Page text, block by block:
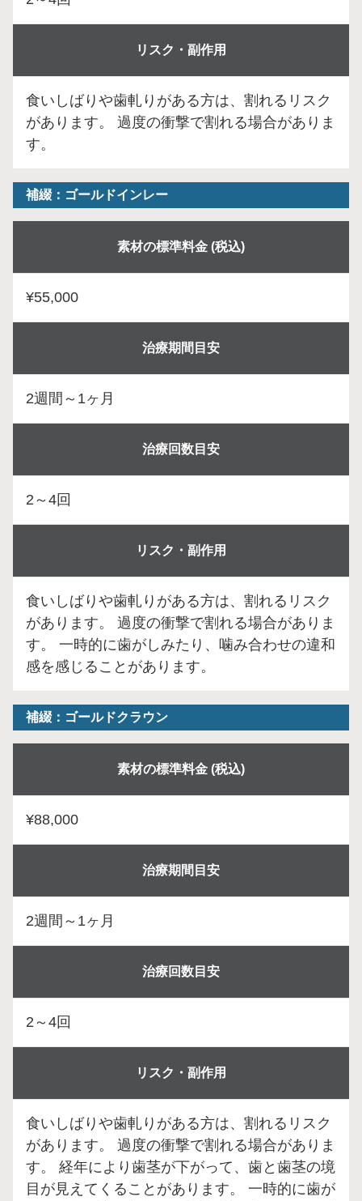
リスク・副作用
食いしばりや歯軋りがある方は、割れるリスク
があります。 過度の衝撃で割れる場合がありま
す。
補綴：ゴールドインレー
素材の標準料金 (税込)
¥55,000
治療期間目安
2週間～1ヶ月
治療回数目安
2～4回
リスク・副作用
食いしばりや歯軋りがある方は、割れるリスク
があります。 過度の衝撃で割れる場合がありま
す。 一時的に歯がしみたり、噛み合わせの違和
感を感じることがあります。
補綴：ゴールドクラウン
素材の標準料金 (税込)
¥88,000
治療期間目安
2週間～1ヶ月
治療回数目安
2～4回
リスク・副作用
食いしばりや歯軋りがある方は、割れるリスク
があります。 過度の衝撃で割れる場合がありま
す。 経年により歯茎が下がって、歯と歯茎の境
目が見えてくることがあります。 一時的に歯が